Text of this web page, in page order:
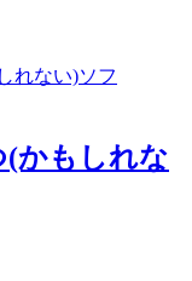
(かもしれな